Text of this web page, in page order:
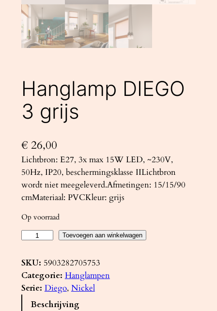
Hanglamp DIEGO
3 grijs
€ 26,00
Lichtbron: E27, 3x max 15W LED, ~230V,
50Hz, IP20, beschermingsklasse IILichtbron
wordt niet meegeleverd.Afmetingen: 15/15/90
cmMateriaal: PVCKleur: grijs
Op voorraad
n
g
l
Toevoegen aan winkelwagen
SKU: 5903282705753
Categorie: Hanglampen
Serie: Diego, Nickel
Beschrijving